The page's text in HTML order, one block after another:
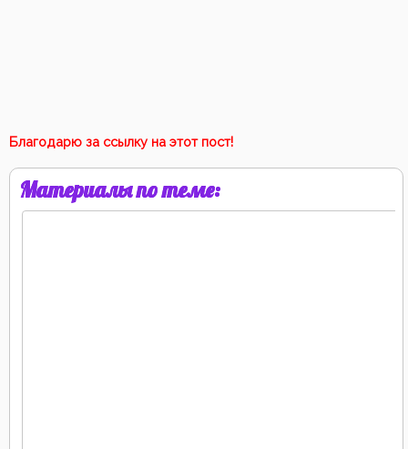
Благодарю за ссылку на этот пост!
Материалы по теме: